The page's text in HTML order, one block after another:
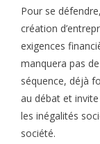
Pour se
création
exigences
manquera pas
séquence, déjà
au débat et
les inégalités
société.